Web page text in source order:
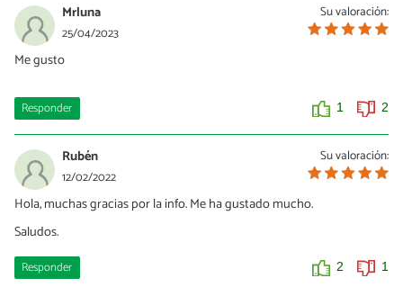
Su valoración:
Mrluna
25/04/2023
Me gusto
Responder 1 2
Su valoración:
Rubén
12/02/2022
Hola, muchas gracias por la info. Me ha gustado mucho.
Saludos.
Responder 2 1